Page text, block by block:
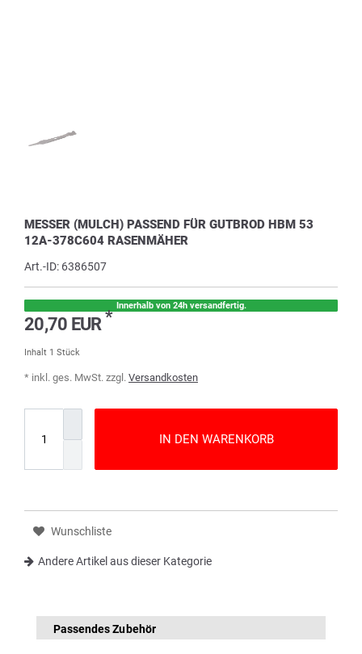
MESSER (MULCH) PASSEND FÜR GUTBROD HBM 53
12A-378C604 RASENMÄHER
Art.-ID: 6386507
Innerhalb von 24h versandfertig.
20,70 EUR*
Inhalt 1 Stück
* inkl. ges. MwSt. zzgl. Versandkosten
IN DEN WARENKORB
Wunschliste
Andere Artikel aus dieser Kategorie
Passendes Zubehör